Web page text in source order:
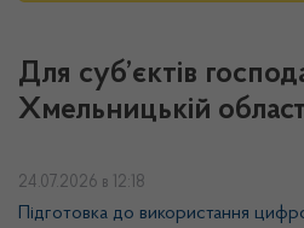
Для суб’єктів
Хмельницькій
24.07.2026 в 12:18
Підготовка до використання